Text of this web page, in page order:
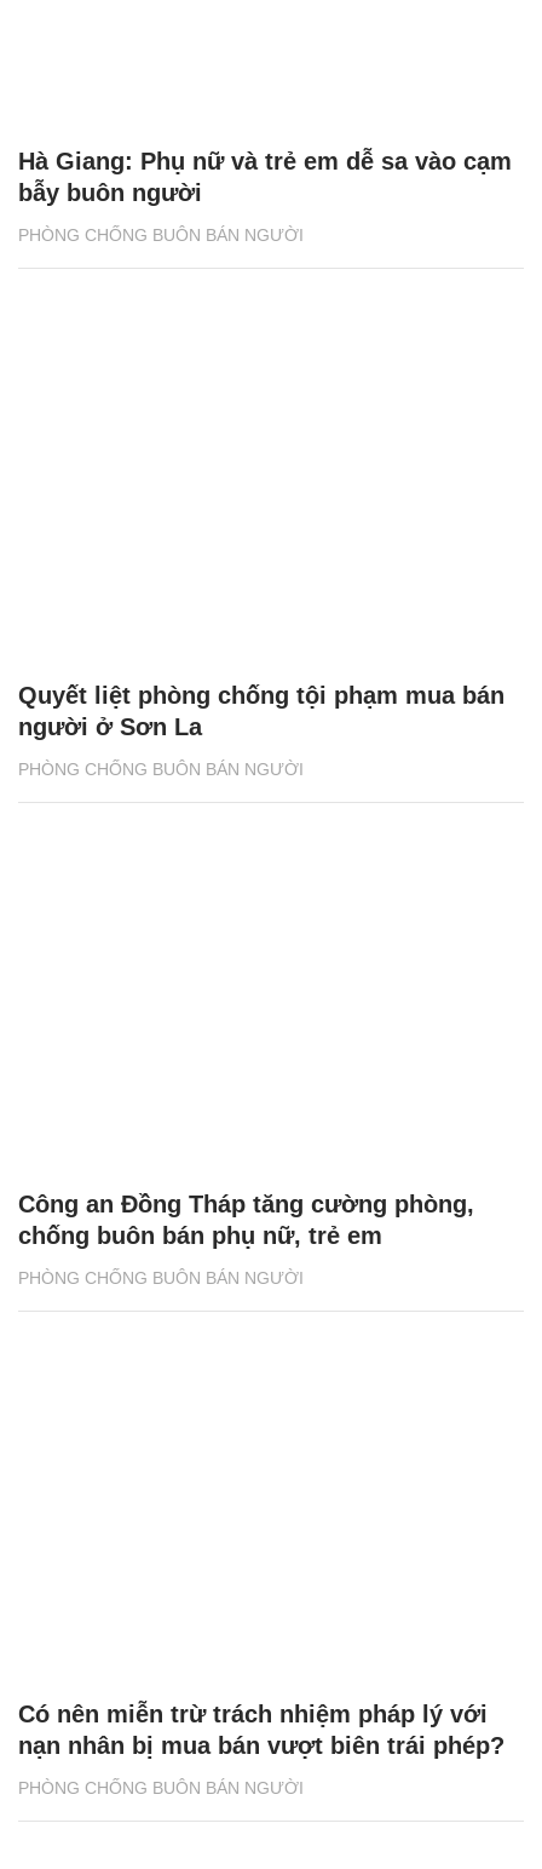
PHÒNG CHỐNG BUÔN BÁN NGƯỜI
Hà Giang: Phụ nữ và trẻ em dễ sa vào cạm
bẫy buôn người
PHÒNG CHỐNG BUÔN BÁN NGƯỜI
Quyết liệt phòng chống tội phạm mua bán
người ở Sơn La
PHÒNG CHỐNG BUÔN BÁN NGƯỜI
Công an Đồng Tháp tăng cường phòng,
chống buôn bán phụ nữ, trẻ em
PHÒNG CHỐNG BUÔN BÁN NGƯỜI
Có nên miễn trừ trách nhiệm pháp lý với
nạn nhân bị mua bán vượt biên trái phép?